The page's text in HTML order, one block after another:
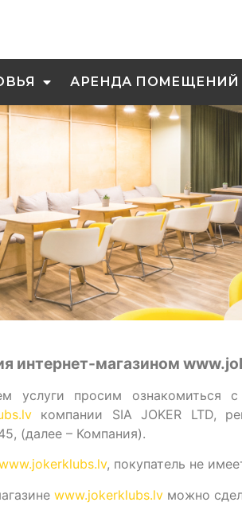
АРЕНДА ПОМЕЩЕНИЙ
интернет-магазином
услуги просим ознакомиться
компании SIA JOKER LTD,
(далее – Компания).
, покупатель не
www.jokerklubs.lv можно